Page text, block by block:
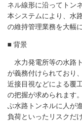
ネル線形に沿ってトン
本システムにより、水
の維持管理業務を大幅
■ 背景
水力発電所等の水路
が義務付けられており
近接目視などによる覆
の把握が求められます
ぶ水路トンネルに人が
負荷といったリスクだ